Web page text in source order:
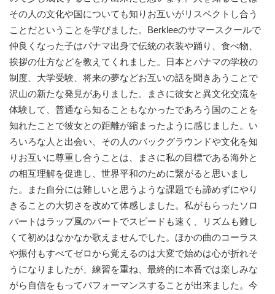
その人の文化や国についても知りお互いがリスペクトし合う
ことだということを学びました。Berkleeのサマースクールで
仲良くなった子はパナマ出身で伝統の衣装や踊り、食べ物、
挨拶の仕方などを教えてくれました。日本とパナマの学校の
制度、大学受験、将来の夢などお互いの話を聞きあうことで
沢山の新たな発見がありました。まさに彼女と異文化交流を
体験して、普通なら知ることもなかったであろう国のことを
知れたことで彼女との距離が縮まったように感じました。い
ろいろな人と出会い、その人のバックグラウンドや文化を知
りお互いに尊重し合うことは、まさに私の目標である海外と
の相互理解を促進し、世界平和のために繋がると思いまし
た。また自分には難しいと思うような課題でも諦めずにやり
きることの大切さを改めて体感しました。私がもらったソロ
パートはラップ風のパートでスピードも速く、リズムも難し
くて初めはなかなか歌えませんでした。ほかの曲のコーラス
や振付もすべてゼロから覚えるのは大変で始めは心が折れそ
うになりましたが、練習を重ね、最終的に本番では楽しみな
がら自信をもってパフォーマンスすることが出来ました。今